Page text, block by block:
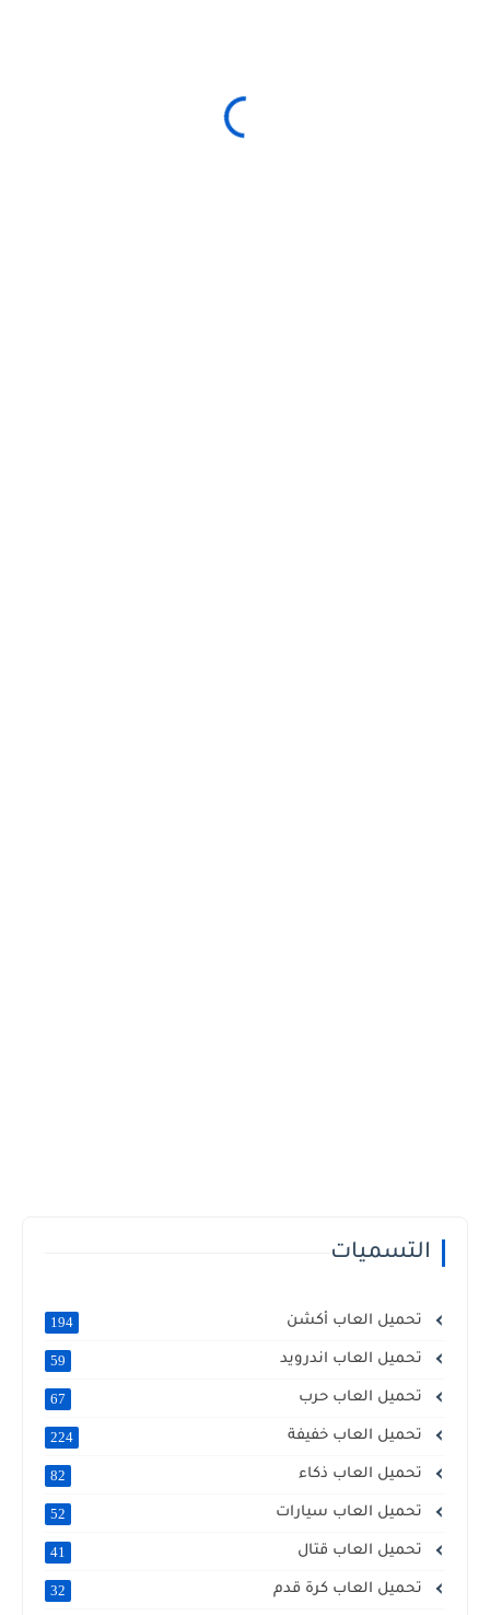
التسميات
تحميل العاب أكشن 194
تحميل العاب اندرويد 59
تحميل العاب حرب 67
تحميل العاب خفيفة 224
تحميل العاب ذكاء 82
تحميل العاب سيارات 52
تحميل العاب قتال 41
تحميل العاب كرة قدم 32